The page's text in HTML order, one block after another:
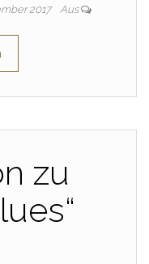
2017 Aus
zu